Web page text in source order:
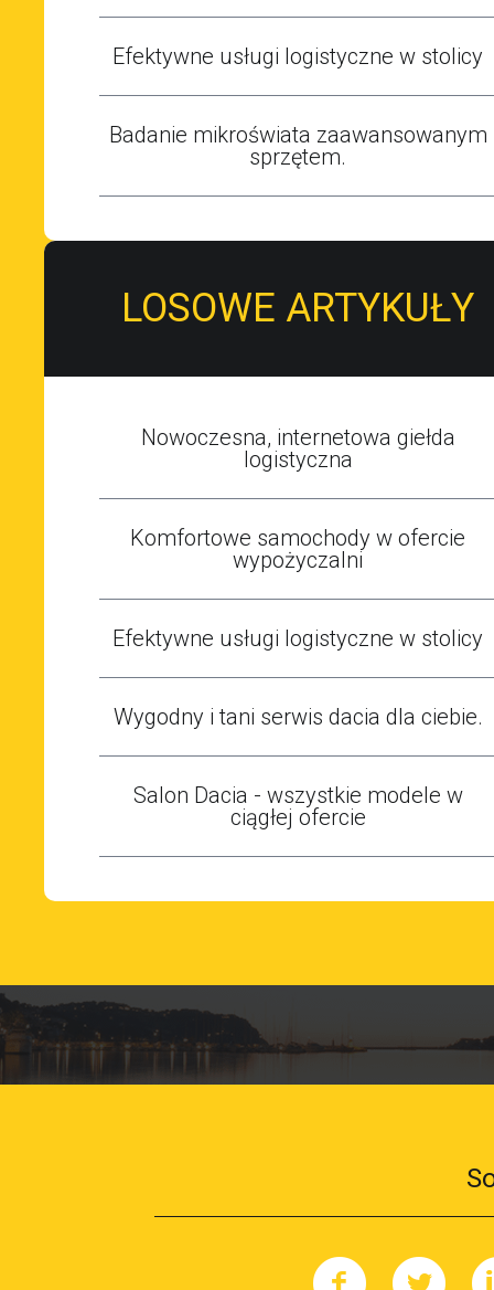
Efektywne usługi logistyczne w stolicy
Badanie mikroświata zaawansowanym
sprzętem.
LOSOWE ARTYKUŁY
Nowoczesna, internetowa giełda
logistyczna
Komfortowe samochody w ofercie
wypożyczalni
Efektywne usługi logistyczne w stolicy
Wygodny i tani serwis dacia dla ciebie.
Salon Dacia - wszystkie modele w
ciągłej ofercie